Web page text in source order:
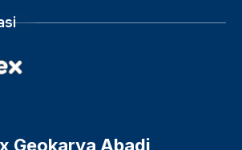
Geokarya Abadi